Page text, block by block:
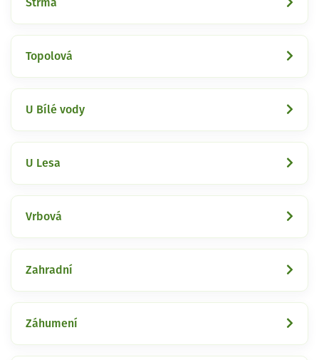
Strmá
Topolová
U Bílé vody
U Lesa
Vrbová
Zahradní
Záhumení